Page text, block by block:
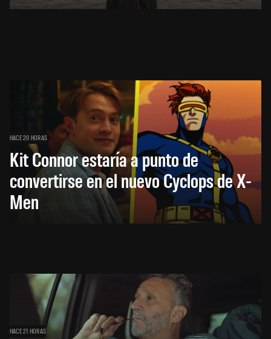
HACE 20 HORAS
Kit Connor estaría a punto de
convertirse en el nuevo Cyclops de X-
Men
HACE 21 HORAS